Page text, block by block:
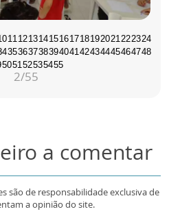
1112131415161718192021222324
3536373839404142434445464748
505152535455
3/55
a comentar
são de responsabilidade exclusiva de
a opinião do site.